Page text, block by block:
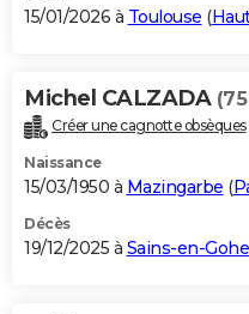
BONS PLANS
Carte de Noël
Carte Bonne année
Carte Saint-Valentin
Carte Pâques
Carte d'anniversaire
DICTIONNAIRE
Dictionnaire
Biographies
Citations
Expressions
Proverbes
PROGRAMME TV
S'inscrire
Se connecter
Lycées
Collèges
Primaires
Universités
Entreprises
Service militaire
Avis de recherche
AVIS DE DÉCÈS
15/01/2026 à Toulouse (
Michel CALZADA
Créer une cagnotte obsèques
Naissance
15/03/1950 à Mazingarbe (
Décès
19/12/2025 à Sains-en-